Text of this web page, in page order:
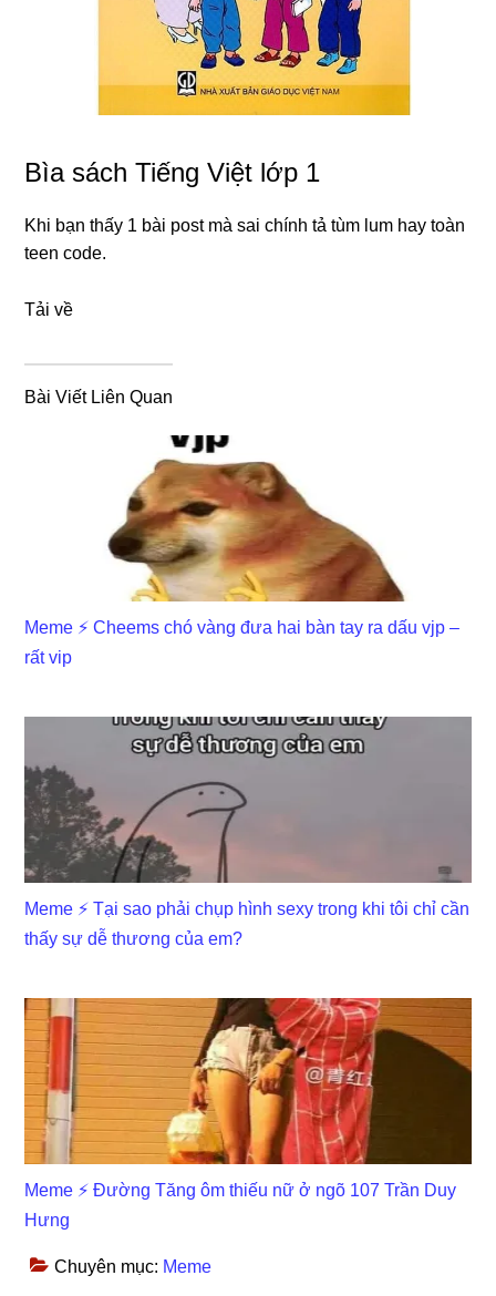
Bìa sách Tiếng Việt lớp 1
Khi bạn thấy 1 bài post mà sai chính tả tùm lum hay toàn
teen code.
Tải về
Bài Viết Liên Quan
Meme ⚡ Cheems chó vàng đưa hai bàn tay ra dấu vjp –
rất vip
Meme ⚡ Tại sao phải chụp hình sexy trong khi tôi chỉ cần
thấy sự dễ thương của em?
Meme ⚡ Đường Tăng ôm thiếu nữ ở ngõ 107 Trần Duy
Hưng
Chuyên mục: Meme